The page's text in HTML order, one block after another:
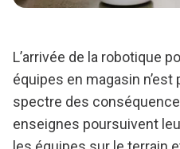
L’arrivée de la robotique
équipes en magasin
spectre des
enseignes poursuivent